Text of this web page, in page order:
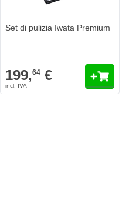
Set di pulizia Iwata Premium
199,64 €